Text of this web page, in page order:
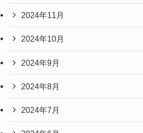
2024年11月
2024年10月
2024年9月
2024年8月
2024年7月